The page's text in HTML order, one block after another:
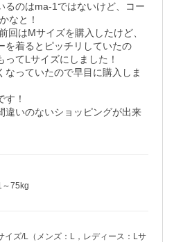
るのはma-1ではないけど、コー
なと！
回はMサイズを購入したけど、
を着るとピッチリしていたの
てLサイズにしました！
なっていたので早目に購入しま
す！
違いのないショッピングが出来
75kg
イズ/L（メンズ：L，レディース：Lサ